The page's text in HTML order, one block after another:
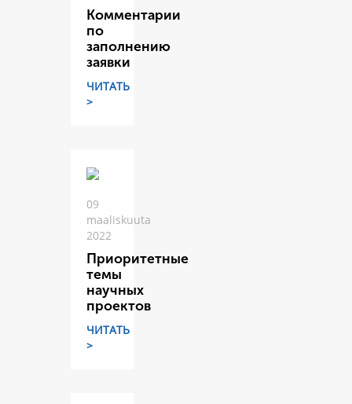
Комментарии
по
заполнению
заявки
ЧИТАТЬ
>
09
maaliskuuta
2022
Приоритетные
темы
научных
проектов
ЧИТАТЬ
>